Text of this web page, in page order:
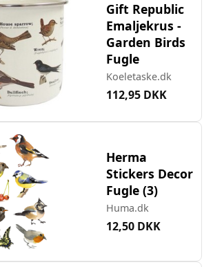
Gift Republic
Emaljekrus -
Garden Birds
Fugle
Koeletaske.dk
112,95 DKK
Herma
Stickers Decor
Fugle (3)
Huma.dk
12,50 DKK